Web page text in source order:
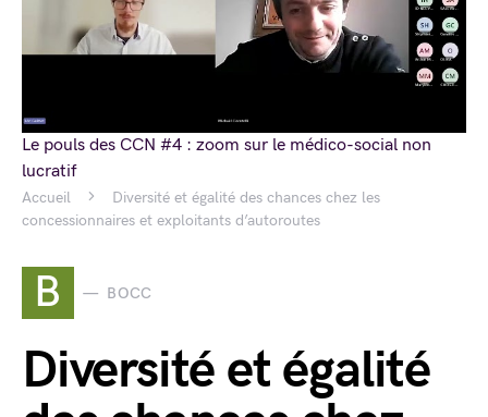
Accueil
Diversité et égalité des chances chez les
concessionnaires et exploitants d’autoroutes
B BOCC
Diversité et égalité
Le pouls des CCN #4 : zoom sur le médico-social non
lucratif